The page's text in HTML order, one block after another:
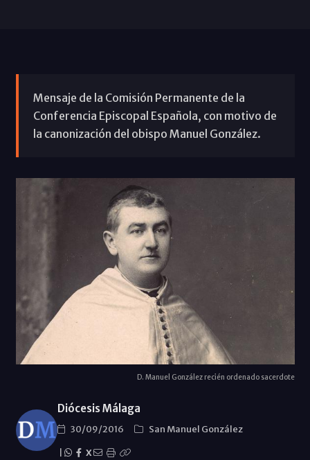
Mensaje de la Comisión Permanente de la
Conferencia Episcopal Española, con motivo de
la canonización del obispo Manuel González.
D. Manuel González recién ordenado sacerdote
Diócesis Málaga
30/09/2016
San Manuel González
X